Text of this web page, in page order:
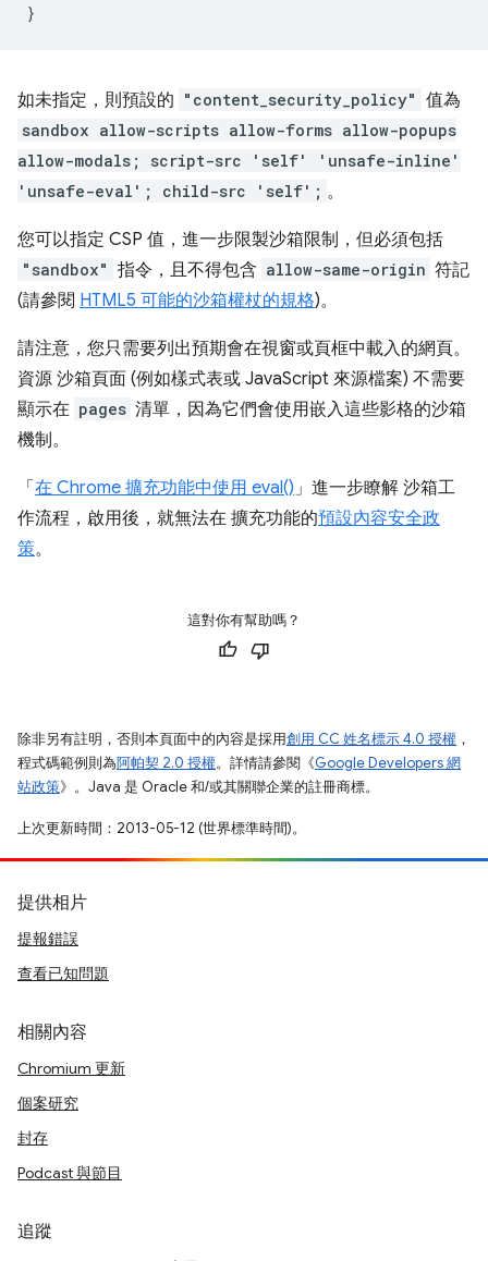
}
如未指定，則預設的 "content_security_policy" 值為
sandbox allow-scripts allow-forms allow-popups
allow-modals; script-src 'self' 'unsafe-inline'
'unsafe-eval'; child-src 'self'; 。
您可以指定 CSP 值，進一步限製沙箱限制，但必須包括
"sandbox" 指令，且不得包含 allow-same-origin 符記
(請參閱 HTML5 可能的沙箱權杖的規格)。
請注意，您只需要列出預期會在視窗或頁框中載入的網頁。
資源 沙箱頁面 (例如樣式表或 JavaScript 來源檔案) 不需要
顯示在 pages 清單，因為它們會使用嵌入這些影格的沙箱
機制。
「 在 Chrome 擴充功能中使用 eval()」進一步瞭解 沙箱工
作流程，啟用後，就無法在 擴充功能的預設內容安全政
策。
這對你有幫助嗎？
除非另有註明，否則本頁面中的內容是採用創用 CC 姓名標示 4.0 授權 ，
程式碼範例則為阿帕契 2.0 授權。詳情請參閱《Google Developers 網
站政策》。Java 是 Oracle 和/或其關聯企業的註冊商標。
上次更新時間：2013-05-12 (世界標準時間)。
提供相片
提報錯誤
查看已知問題
相關內容
Chromium 更新
個案研究
封存
Podcast 與節目
追蹤